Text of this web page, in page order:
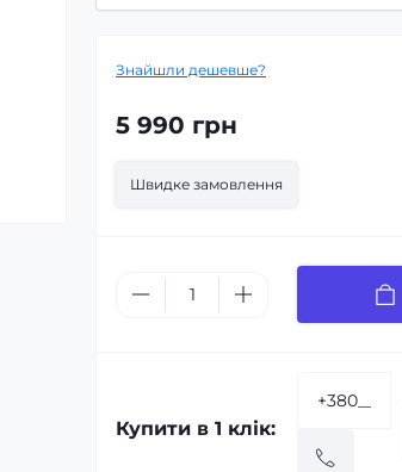
Знайшли дешевше?
5 990 грн
Швидке замовлення
Купити в 1 клік: